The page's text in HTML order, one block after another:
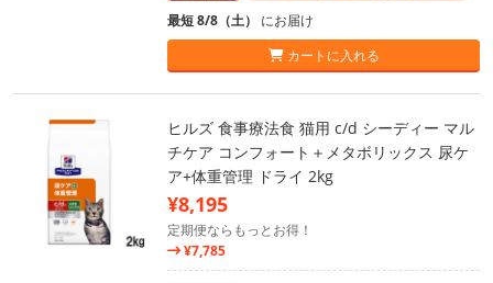
最短 8/8（土） にお届け
カートに入れる
ヒルズ 食事療法食 猫用 c/d シーディー マル
チケア コンフォート＋メタボリックス 尿ケ
ア+体重管理 ドライ 2kg
¥8,195
定期便ならもっとお得！
¥7,785